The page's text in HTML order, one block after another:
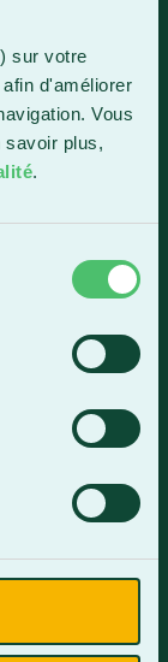
sur votre
d'améliorer
Vous
savoir plus,
.
nous